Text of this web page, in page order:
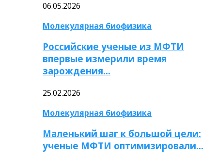
06.05.2026
Молекулярная биофизика
Российские ученые из МФТИ
впервые измерили время
зарождения…
25.02.2026
Молекулярная биофизика
Маленький шаг к большой цели:
ученые МФТИ оптимизировали…